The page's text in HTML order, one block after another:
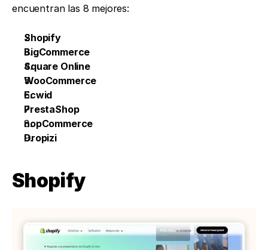
encuentran las 8 mejores:
Shopify
BigCommerce
Square Online
WooCommerce
Ecwid
PrestaShop
nopCommerce
Dropizi
Shopify